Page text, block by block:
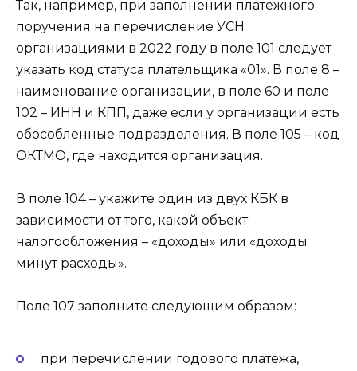
Так, например, при заполнении платежного
поручения на перечисление УСН
организациями в 2022 году в поле 101 следует
указать код статуса плательщика «01». В поле 8 –
наименование организации, в поле 60 и поле
102 – ИНН и КПП, даже если у организации есть
обособленные подразделения. В поле 105 – код
ОКТМО, где находится организация.
В поле 104 – укажите один из двух КБК в
зависимости от того, какой объект
налогообложения – «доходы» или «доходы
минут расходы».
Поле 107 заполните следующим образом:
при перечислении годового платежа,